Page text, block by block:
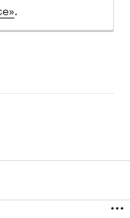
.